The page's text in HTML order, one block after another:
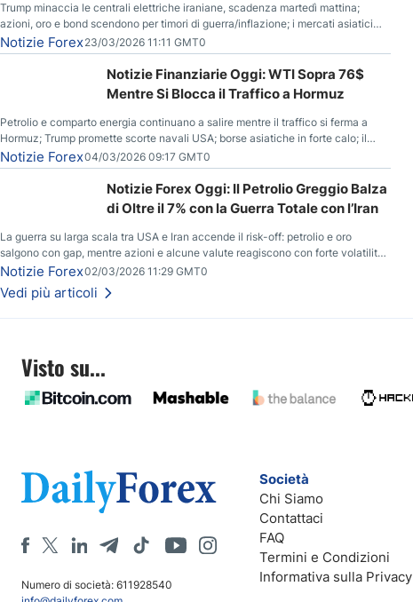
Trump minaccia le centrali elettriche iraniane, scadenza martedì mattina;
azioni, oro e bond scendono per timori di guerra/inflazione; i mercati asiatici
entrano in correzione; il petrolio greggio resta stabile.
Notizie Forex23/03/2026 11:11 GMT0
Notizie Finanziarie Oggi: WTI Sopra 76$
Mentre Si Blocca il Traffico a Hormuz
Petrolio e comparto energia continuano a salire mentre il traffico si ferma a
Hormuz; Trump promette scorte navali USA; borse asiatiche in forte calo; il
rialzo del gas naturale mette pressione all’euro.
Notizie Forex04/03/2026 09:17 GMT0
Notizie Forex Oggi: Il Petrolio Greggio Balza
di Oltre il 7% con la Guerra Totale con l’Iran
La guerra su larga scala tra USA e Iran accende il risk-off: petrolio e oro
salgono con gap, mentre azioni e alcune valute reagiscono con forte volatilità
e nuovi livelli da monitorare.
Notizie Forex02/03/2026 11:29 GMT0
Vedi più articoli
Visto su...
Numero di società: 611928540
Società
Chi Siamo
Contattaci
FAQ
Termini e Condizioni
Informativa sulla Privacy